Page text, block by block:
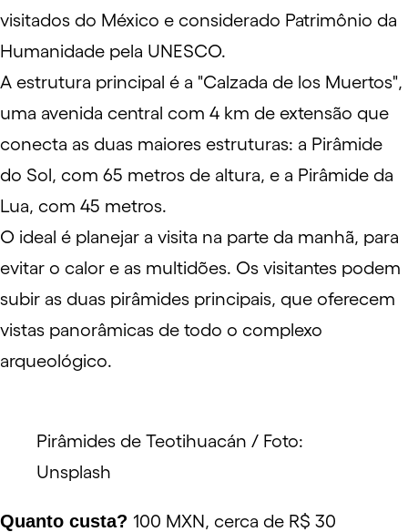
visitados do México e considerado Patrimônio da
Humanidade pela UNESCO.
A estrutura principal é a "Calzada de los Muertos",
uma avenida central com 4 km de extensão que
conecta as duas maiores estruturas: a Pirâmide
do Sol, com 65 metros de altura, e a Pirâmide da
Lua, com 45 metros.
O ideal é planejar a visita na parte da manhã, para
evitar o calor e as multidões. Os visitantes podem
subir as duas pirâmides principais, que oferecem
vistas panorâmicas de todo o complexo
arqueológico.
Pirâmides de Teotihuacán / Foto:
Unsplash
Quanto custa? 100 MXN, cerca de R$ 30